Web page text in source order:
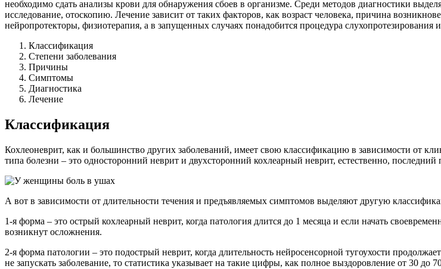
необходимо сдать анализы крови для обнаружения сбоев в организме. Среди методов диагностики
исследование, отоскопию. Лечение зависит от таких факторов, как возраст человека, причина
нейропротекторы, физиотерапия, а в запущенных случаях понадобится процедура слухопротезирования
Классификация
Степени заболевания
Причины
Симптомы
Диагностика
Лечение
Классификация
Кохлеоневрит, как и большинство других заболеваний, имеет свою классификацию в зависимости от
типа болезни – это односторонний неврит и двухсторонний кохлеарный неврит, естественно, последний
А вот в зависимости от длительности течения и предъявляемых симптомов выделяют другую
1-я форма – это острый кохлеарный неврит, когда патология длится до 1 месяца и если начать
возникнут осложнения.
2-я форма патологии – это подострый неврит, когда длительность нейросенсорной тугоухости
не запускать заболевание, то статистика указывает на такие цифры, как полное выздоровление от 30 до